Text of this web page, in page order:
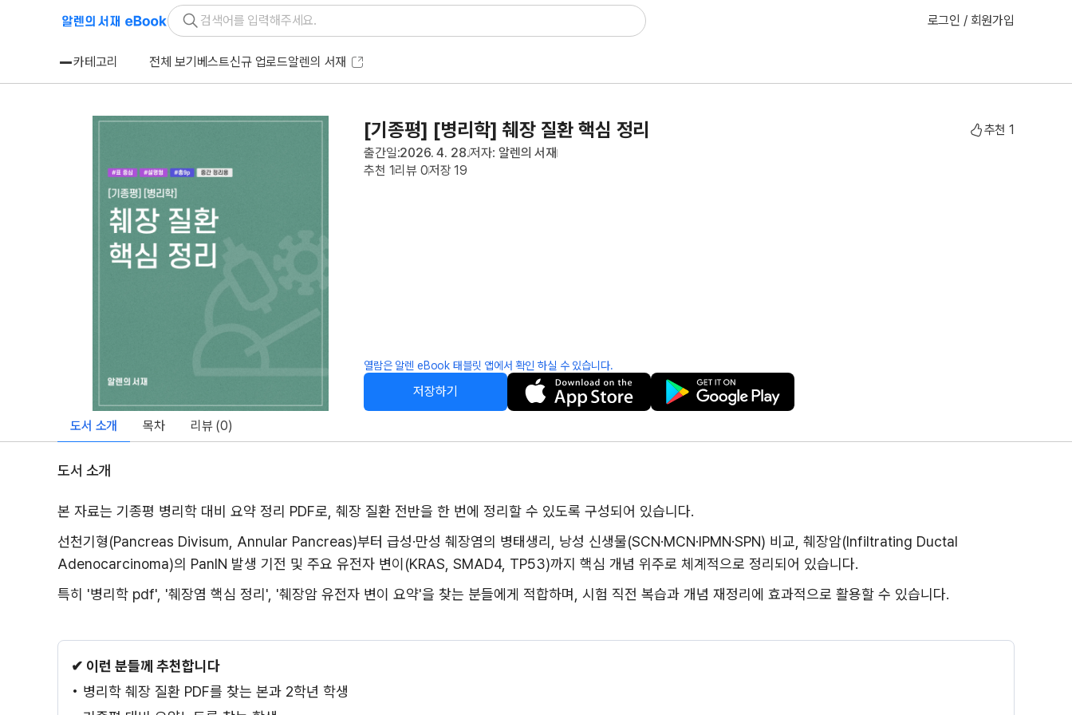
로그인 / 회원가입
카테고리 전체 보기 베스트신규 업로드알렌의 서재
[기종평] [병리학] 췌장 질환 핵심 정리 추천1
출간일:2026. 4. 28.저자: 알렌의 서재
추천 1리뷰 0저장19
열람은 알렌 eBook 태블릿 앱에서 확인 하실 수 있습니다.
저장하기
도서 소개 목차 리뷰 (0)
도서 소개
본 자료는 기종평 병리학 대비 요약 정리 PDF로, 췌장 질환 전반을 한 번에 정리할 수 있도록 구성되어 있습니다.
선천기형(Pancreas Divisum, Annular Pancreas)부터 급성·만성 췌장염의 병태생리, 낭성 신생물(SCN·MCN·IPMN·SPN) 비교, 췌장암(Infiltrating Ductal
Adenocarcinoma)의 PanIN 발생 기전 및 주요 유전자 변이(KRAS, SMAD4, TP53)까지 핵심 개념 위주로 체계적으로 정리되어 있습니다.
특히 '병리학 pdf', '췌장염 핵심 정리', '췌장암 유전자 변이 요약'을 찾는 분들에게 적합하며, 시험 직전 복습과 개념 재정리에 효과적으로 활용할 수 있습니다.
✔ 이런 분들께 추천합니다
• 병리학 췌장 질환 PDF를 찾는 본과 2학년 학생